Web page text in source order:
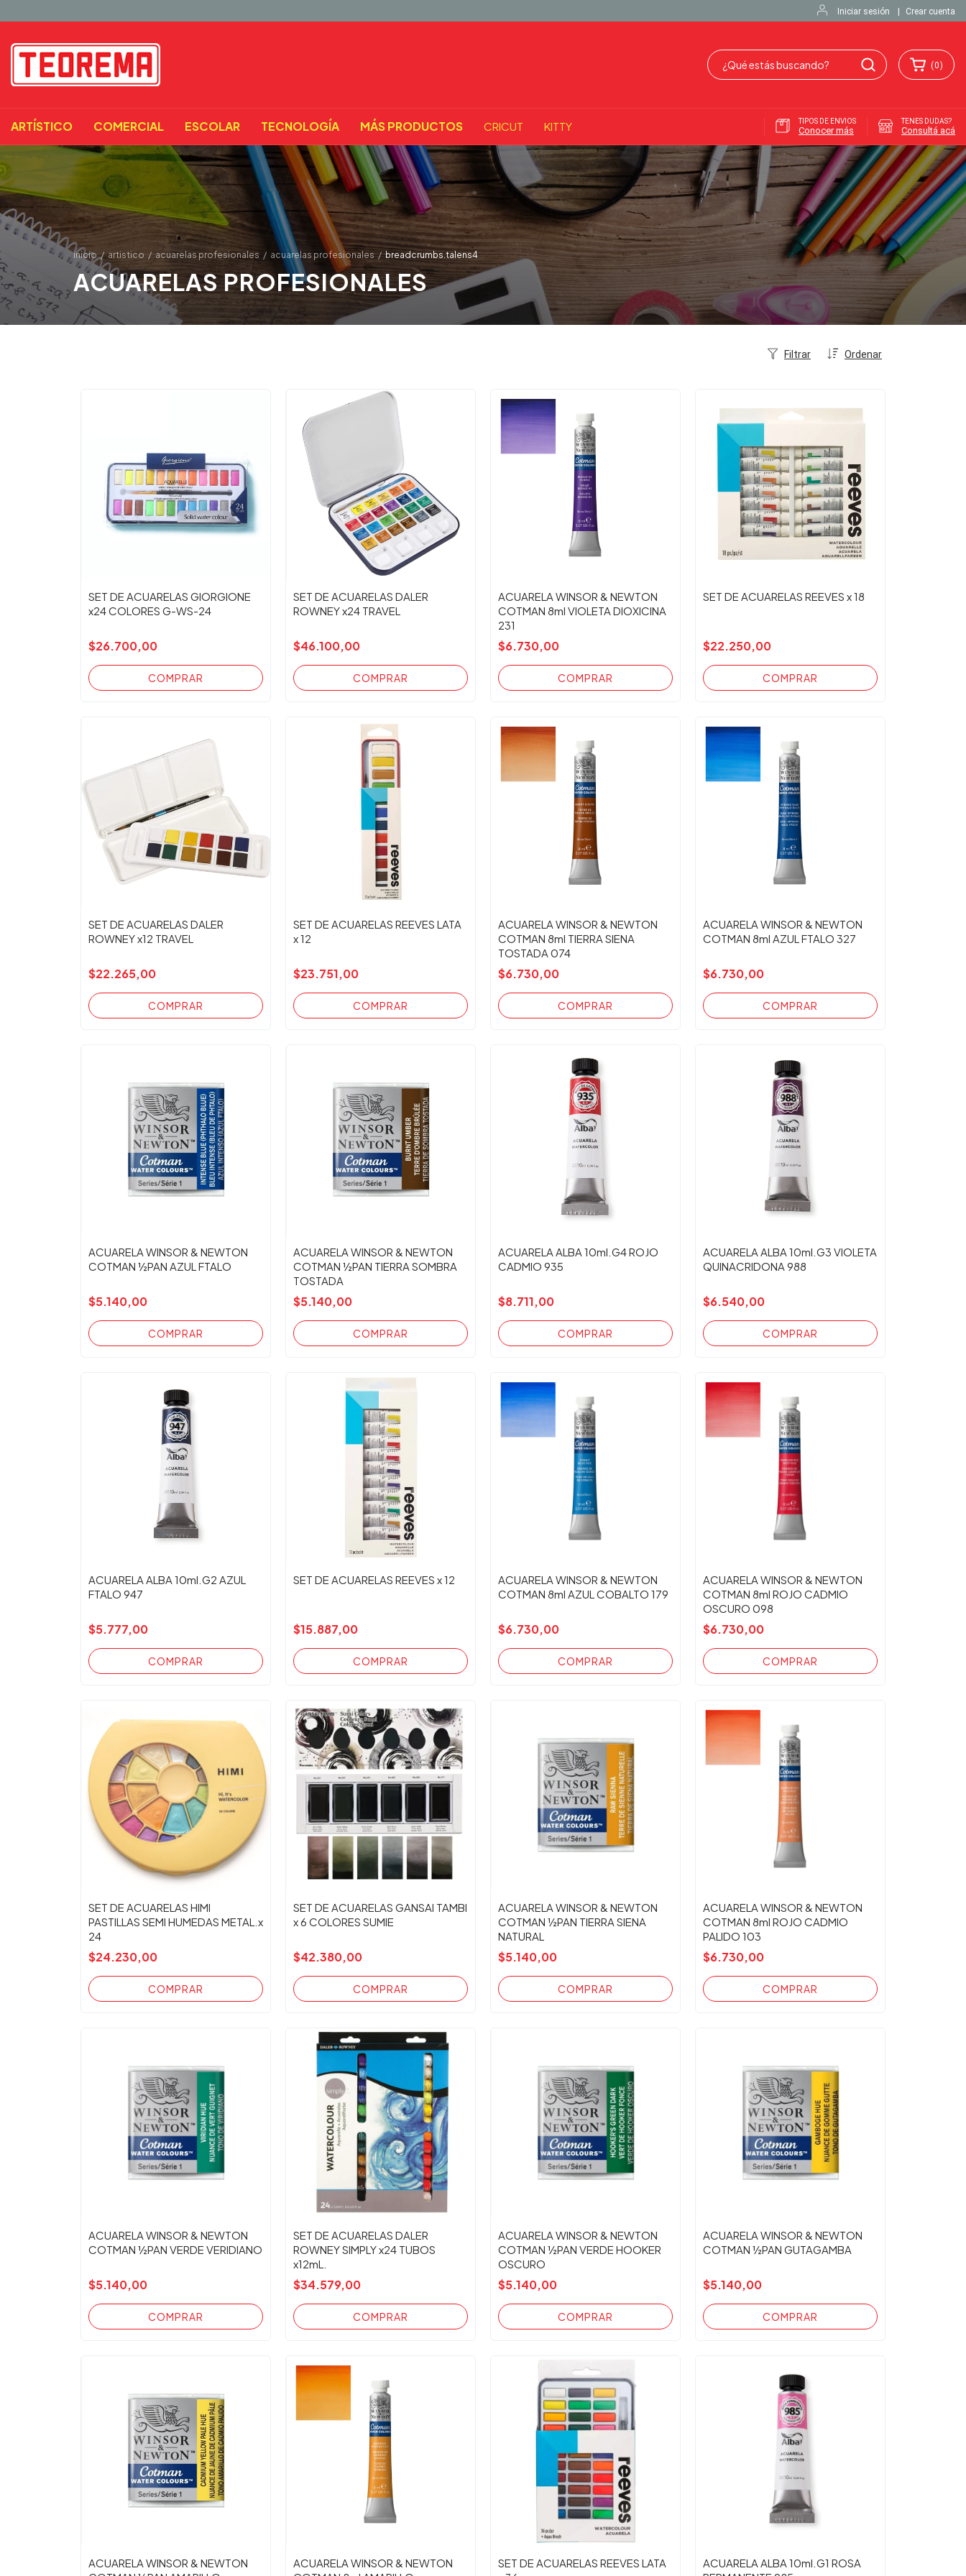
Iniciar sesión Crear cuenta
(0)
ARTÍSTICO COMERCIAL ESCOLAR TECNOLOGÍA MÁS PRODUCTOS CRICUT KITTY TIPOS DE ENVIOS
Conocer más
TENES DUDAS?
Consultá acá
inicio / artistico / acuarelas profesionales / acuarelas profesionales / breadcrumbs.talens4
ACUARELAS PROFESIONALES
Ordenar
Filtrar
SET DE ACUARELAS GIORGIONE
x24 COLORES G-WS-24
$26.700,00
SET DE ACUARELAS DALER
ROWNEY x24 TRAVEL
$46.100,00
ACUARELA WINSOR & NEWTON
COTMAN 8ml VIOLETA DIOXICINA
231
$6.730,00
SET DE ACUARELAS REEVES x 18
$22.250,00
SET DE ACUARELAS DALER
ROWNEY x12 TRAVEL
$22.265,00
SET DE ACUARELAS REEVES LATA
x 12
$23.751,00
ACUARELA WINSOR & NEWTON
COTMAN 8ml TIERRA SIENA
TOSTADA 074
$6.730,00
ACUARELA WINSOR & NEWTON
COTMAN 8ml AZUL FTALO 327
$6.730,00
ACUARELA WINSOR & NEWTON
COTMAN ½PAN AZUL FTALO
$5.140,00
ACUARELA WINSOR & NEWTON
COTMAN ½PAN TIERRA SOMBRA
TOSTADA
$5.140,00
ACUARELA ALBA 10ml.G4 ROJO
CADMIO 935
$8.711,00
ACUARELA ALBA 10ml.G3 VIOLETA
QUINACRIDONA 988
$6.540,00
ACUARELA ALBA 10ml.G2 AZUL
FTALO 947
$5.777,00
SET DE ACUARELAS REEVES x 12
$15.887,00
ACUARELA WINSOR & NEWTON
COTMAN 8ml AZUL COBALTO 179
$6.730,00
ACUARELA WINSOR & NEWTON
COTMAN 8ml ROJO CADMIO
OSCURO 098
$6.730,00
SET DE ACUARELAS HIMI
PASTILLAS SEMI HUMEDAS METAL.x
24
$24.230,00
SET DE ACUARELAS GANSAI TAMBI
x 6 COLORES SUMIE
$42.380,00
ACUARELA WINSOR & NEWTON
COTMAN ½PAN TIERRA SIENA
NATURAL
$5.140,00
ACUARELA WINSOR & NEWTON
COTMAN 8ml ROJO CADMIO
PALIDO 103
$6.730,00
ACUARELA WINSOR & NEWTON
COTMAN ½PAN VERDE VERIDIANO
$5.140,00
SET DE ACUARELAS DALER
ROWNEY SIMPLY x24 TUBOS
x12mL.
$34.579,00
ACUARELA WINSOR & NEWTON
COTMAN ½PAN VERDE HOOKER
OSCURO
$5.140,00
ACUARELA WINSOR & NEWTON
COTMAN ½PAN GUTAGAMBA
$5.140,00
ACUARELA WINSOR & NEWTON
ACUARELA WINSOR & NEWTON
SET DE ACUARELAS REEVES LATA
ACUARELA ALBA 10ml.G1 ROSA